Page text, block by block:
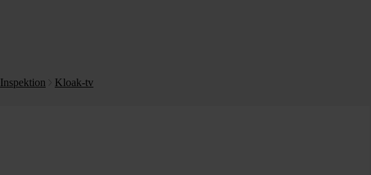
Inspektion
Kloak-tv